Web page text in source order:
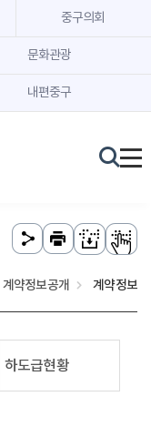
중구의회
문화관광
내편중구
계약정보공개 계약정보
하도급현황